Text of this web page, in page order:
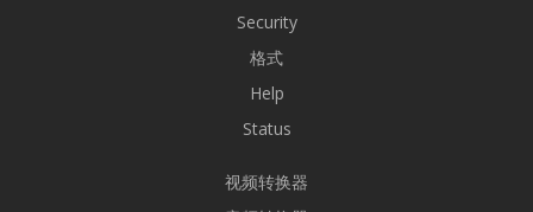
Security
格式
Help
Status
视频转换器